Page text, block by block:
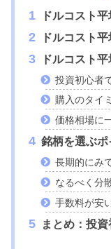
ドルコスト
ドルコスト
ドルコスト
投資初心者
購入のタイ
価格相場に
銘柄を選ぶポ
長期的にみ
なるべく分
手数料が安
まとめ：投